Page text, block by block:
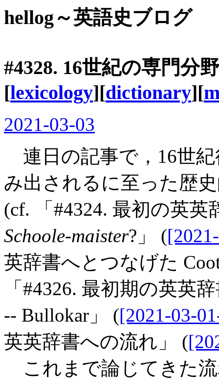
hellog～英語史ブログ
#4328. 16世紀の専門分
[lexicology][dictionary][
2021-03-03
連日の記事で，16世
み出されるに至った歴
(cf. 「#4324. 最初の英英
Schoole-maister?」 (
英辞書へとつなげた
「#4326. 最初期の英英
-- Bullokar」 ([2021-03-
英英辞書への流れ」 (
これまで論じてきた